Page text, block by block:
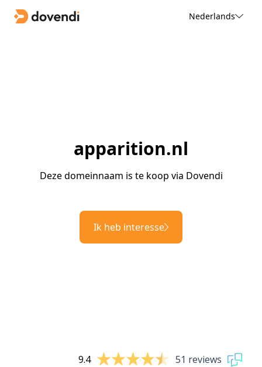
Nederlands
apparition.nl
Deze domeinnaam is te koop via Dovendi
Ik heb interesse
9.4 51 reviews